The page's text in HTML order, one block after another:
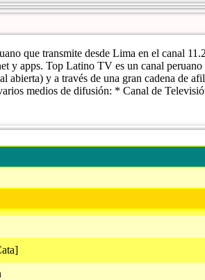
que transmite desde Lima en el canal
y apps. Top Latino TV es un canal peruano
abierta) y a través de una gran cadena de
medios de difusión: * Canal de